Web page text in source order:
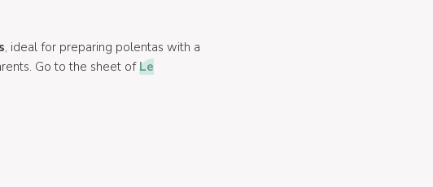
, ideal for preparing polentas with a
Go to the sheet ofLe